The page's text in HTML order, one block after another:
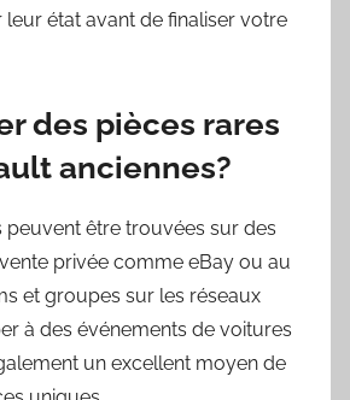
leur état avant de finaliser votre
des pièces rares
anciennes?
peuvent être trouvées sur des
privée comme eBay ou au
et groupes sur les réseaux
à des événements de voitures
un excellent moyen de